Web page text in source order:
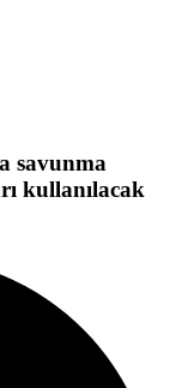
savunma
kullanılacak